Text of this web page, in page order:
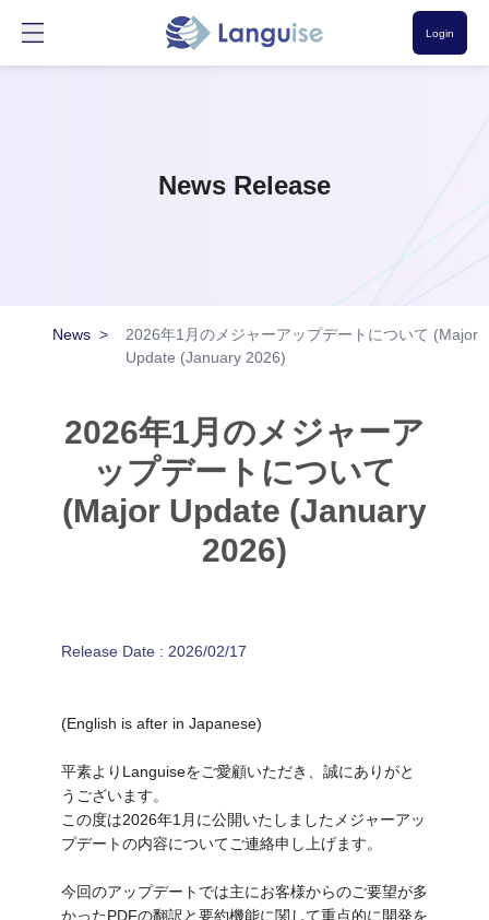
Login
News Release
News >
2026年1月のメジャーアップデートについて (Major
Update (January 2026)
2026年1月のメジャーア
ップデートについて
(Major Update (January
2026)
Release Date : 2026/02/17
(English is after in Japanese)
平素よりLanguiseをご愛顧いただき、誠にありがと
うございます。
この度は2026年1月に公開いたしましたメジャーアッ
プデートの内容についてご連絡申し上げます。
今回のアップデートでは主にお客様からのご要望が多
かったPDFの翻訳と要約機能に関して重点的に開発を